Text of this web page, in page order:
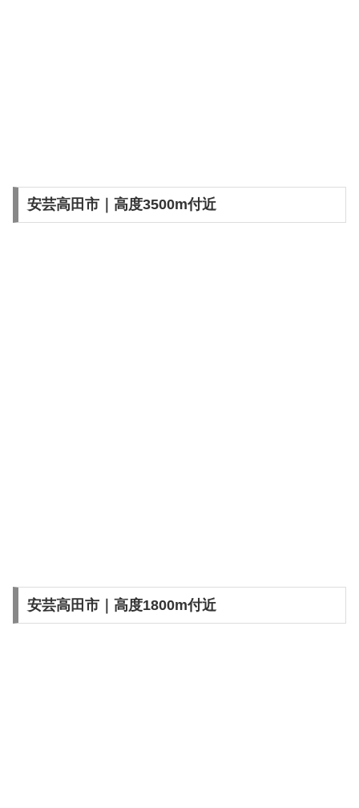
安芸高田市｜高度3500m付近
安芸高田市｜高度1800m付近